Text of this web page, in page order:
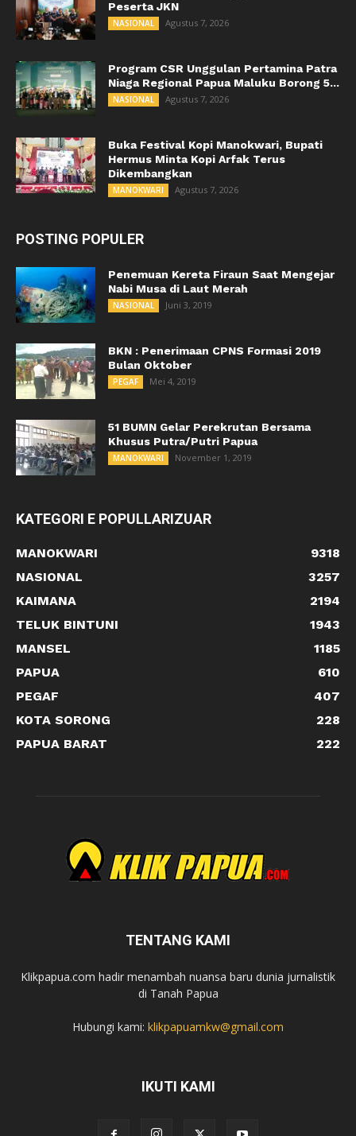
Peserta JKN
NASIONAL Agustus 7, 2026
Program CSR Unggulan Pertamina Patra
Niaga Regional Papua Maluku Borong 5...
NASIONAL Agustus 7, 2026
Buka Festival Kopi Manokwari, Bupati
Hermus Minta Kopi Arfak Terus
Dikembangkan
MANOKWARI Agustus 7, 2026
POSTING POPULER
Penemuan Kereta Firaun Saat Mengejar
Nabi Musa di Laut Merah
NASIONAL Juni 3, 2019
BKN : Penerimaan CPNS Formasi 2019
Bulan Oktober
PEGAF Mei 4, 2019
51 BUMN Gelar Perekrutan Bersama
Khusus Putra/Putri Papua
MANOKWARI November 1, 2019
KATEGORI E POPULLARIZUAR
MANOKWARI
9318
NASIONAL
3257
KAIMANA
2194
TELUK BINTUNI
1943
MANSEL
1185
PAPUA
610
PEGAF
407
KOTA SORONG
228
PAPUA BARAT
222
TENTANG KAMI
Klikpapua.com hadir menambah nuansa baru dunia jurnalistik
di Tanah Papua
Hubungi kami: klikpapuamkw@gmail.com
IKUTI KAMI